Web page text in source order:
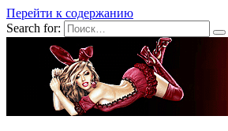
Перейти к содержанию
Search for: